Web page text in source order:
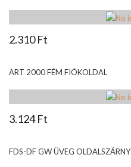
2.310 Ft
ART 2000 FÉM FIÓKOLDAL
3.124 Ft
FDS-DF GW ÜVEG OLDALSZÁRNY